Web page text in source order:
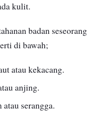
kulit.
badan seseorang
di bawah;
atau kekacang.
anjing.
serangga.